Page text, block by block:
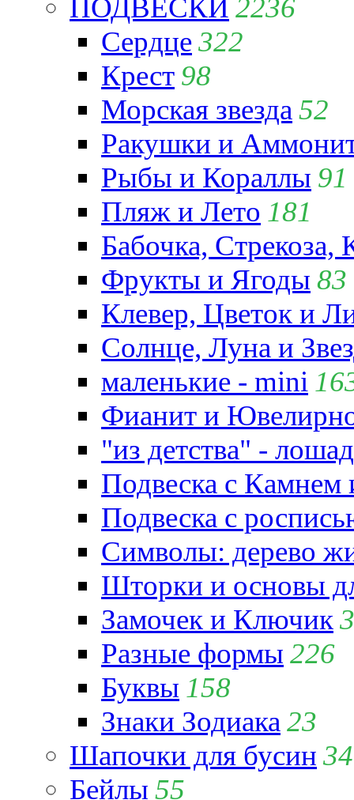
ПОДВЕСКИ 2236
Сердце322
Крест 98
Морская звезда 52
Ракушки и
Рыбы и Кораллы 91
Пляж и Лето 181
Бабочка,
Фрукты и Ягоды 83
Клевер, Цветок и
Солнце, Луна и
маленькие - mini
Фианит и
"из детства" -
Подвеска с
Подвеска с
Символы: дерево
Шторки и основы
Замочек и Ключик
Разные формы 226
Буквы 158
Знаки Зодиака 23
Шапочки для бусин 34
Бейлы 55